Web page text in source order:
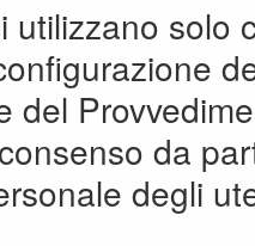
del sito
utilizzano solo
del
da
degli